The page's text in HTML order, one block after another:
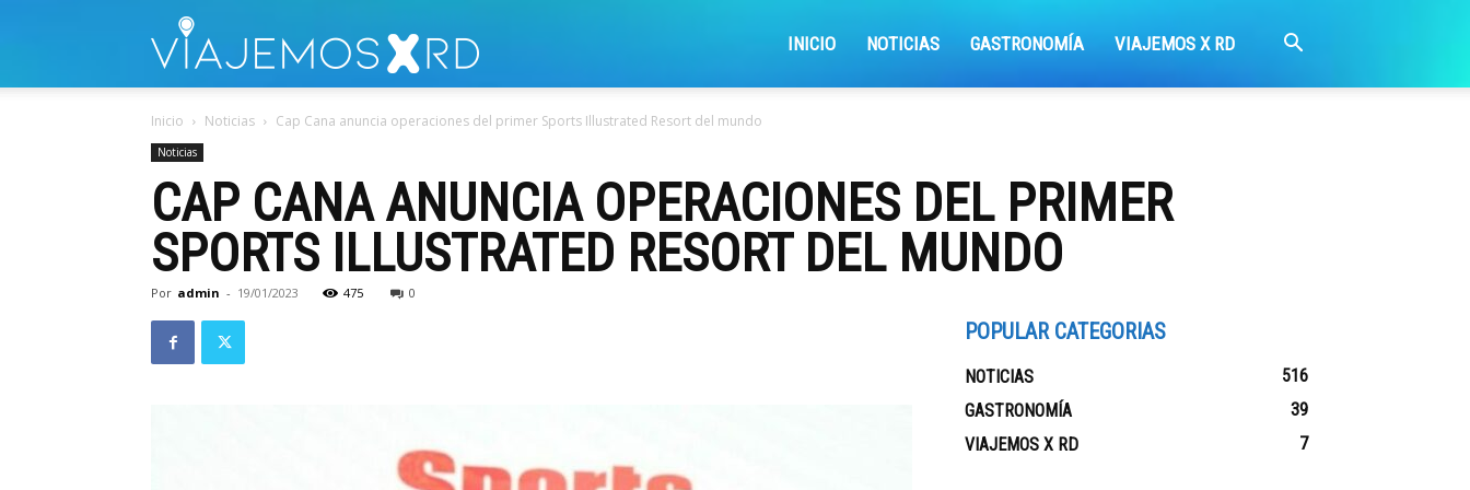
INICIO NOTICIAS GASTRONOMÍA VIAJEMOS X RD
Inicio Noticias Cap Cana anuncia operaciones del primer Sports Illustrated Resort del mundo
Noticias
CAP CANA ANUNCIA OPERACIONES DEL PRIMER
SPORTS ILLUSTRATED RESORT DEL MUNDO
Por admin - 19/01/2023 475 0
POPULAR CATEGORIAS
NOTICIAS
516
GASTRONOMÍA
39
VIAJEMOS X RD
7